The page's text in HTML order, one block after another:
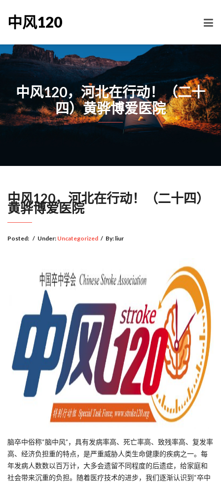
中风120
中风120，河北在行动！（二十
四）黄骅博爱医院
中风120，河北在行动！（二十四）
黄骅博爱医院
Posted: / Under: Uncategorized / By: liur
脑卒中俗称“脑中风”，具有发病率高、死亡率高、致残率高、复发率
高、经济负担重的特点，是严重威胁人类生命健康的疾病之一。每
年发病人数数以百万计，大多会遗留不同程度的后遗症，给家庭和
社会带来沉重的负担。随着医疗技术的进步，我们逐渐认识到“卒中